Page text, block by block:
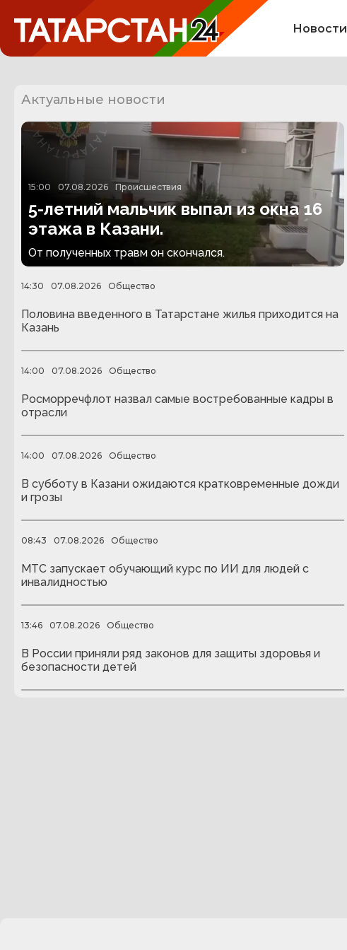
Новости
Актуальные новости
15:00 07.08.2026 Происшествия
5-летний мальчик выпал из окна 16
этажа в Казани.
От полученных травм он скончался.
14:30 07.08.2026 Общество
Половина введенного в Татарстане жилья приходится на
Казань
14:00 07.08.2026 Общество
Росморречфлот назвал самые востребованные кадры в
отрасли
14:00 07.08.2026 Общество
В субботу в Казани ожидаются кратковременные дожди
и грозы
08:43 07.08.2026 Общество
МТС запускает обучающий курс по ИИ для людей с
инвалидностью
13:46 07.08.2026 Общество
В России приняли ряд законов для защиты здоровья и
безопасности детей